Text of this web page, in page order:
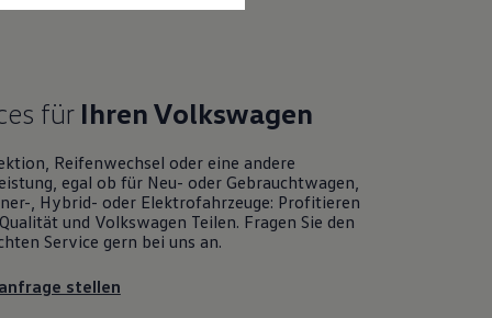
für IhrenVolkswagen
Reifenwechsel oder eine andere
egal ob für Neu- oder Gebrauchtwagen
, Hybrid- oder Elektrofahrzeuge: Profitieren
und Volkswagen Teilen. Fragen Sie den
Service gern bei uns an.
stellen